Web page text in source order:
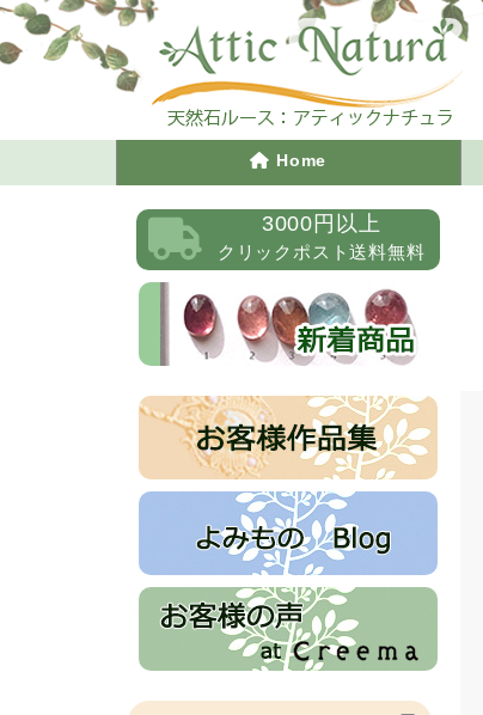
Home
3000円以上
クリックポスト送料無料